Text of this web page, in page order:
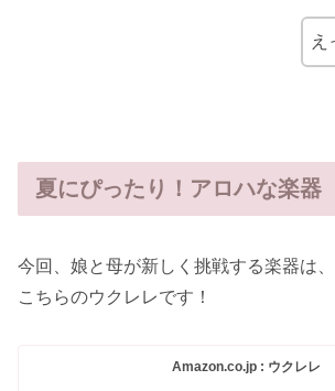
夏にぴったり！アロハな楽器
今回、娘と母が新しく挑戦する楽器は、
こちらのウクレレです！
Amazon.co.jp : ウクレレ